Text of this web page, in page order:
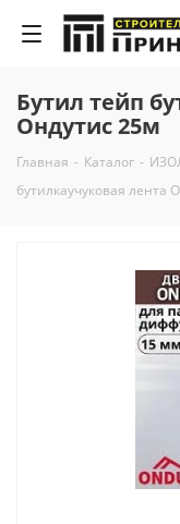
Бутил тейп
Ондутис 25м
Главная - Каталог -
бутилкаучуковая лента